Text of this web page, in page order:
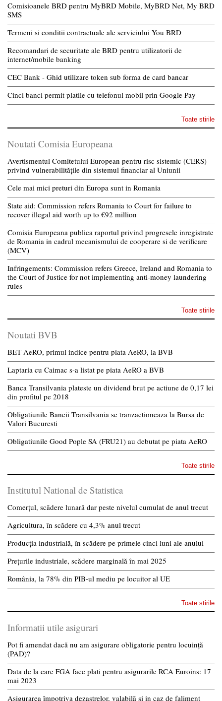
Comisioanele BRD pentru MyBRD Mobile, MyBRD Net, My BRD
SMS
Termeni si conditii contractuale ale serviciului You BRD
Recomandari de securitate ale BRD pentru utilizatorii de
internet/mobile banking
CEC Bank - Ghid utilizare token sub forma de card bancar
Cinci banci permit platile cu telefonul mobil prin Google Pay
Toate stirile
Noutati Comisia Europeana
Avertismentul Comitetului European pentru risc sistemic (CERS)
privind vulnerabilitățile din sistemul financiar al Uniunii
Cele mai mici preturi din Europa sunt in Romania
State aid: Commission refers Romania to Court for failure to
recover illegal aid worth up to €92 million
Comisia Europeana publica raportul privind progresele inregistrate
de Romania in cadrul mecanismului de cooperare si de verificare
(MCV)
Infringements: Commission refers Greece, Ireland and Romania to
the Court of Justice for not implementing anti-money laundering
rules
Toate stirile
Noutati BVB
BET AeRO, primul indice pentru piata AeRO, la BVB
Laptaria cu Caimac s-a listat pe piata AeRO a BVB
Banca Transilvania plateste un dividend brut pe actiune de 0,17 lei
din profitul pe 2018
Obligatiunile Bancii Transilvania se tranzactioneaza la Bursa de
Valori Bucuresti
Obligatiunile Good Pople SA (FRU21) au debutat pe piata AeRO
Toate stirile
Institutul National de Statistica
Comerțul, scădere lunară dar peste nivelul cumulat de anul trecut
Agricultura, în scădere cu 4,3% anul trecut
Producția industrială, în scădere pe primele cinci luni ale anului
Prețurile industriale, scădere marginală în mai 2025
România, la 78% din PIB-ul mediu pe locuitor al UE
Toate stirile
Informatii utile asigurari
Pot fi amendat dacă nu am asigurare obligatorie pentru locuință
(PAD)?
Data de la care FGA face plati pentru asigurarile RCA Euroins: 17
mai 2023
Asigurarea împotriva dezastrelor, valabilă și in caz de faliment